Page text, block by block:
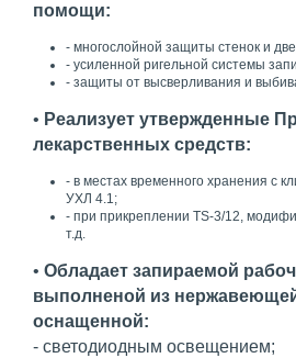
помощи:
- многослойной защиты стенок и
- усиленной ригельной системы
- защиты от высверливания и
• Реализует утвержденные
лекарственных средств:
- в местах временного хранения с
УХЛ 4.1;
- при прикреплении TS-3/12,
т.д.
• Обладает запираемой
выполненой из
оснащенной:
- светодиодным освещением;